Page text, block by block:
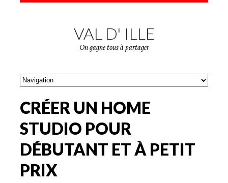
VAL D' ILLE
On gagne tous à partager
CRÉER UN HOME
STUDIO POUR
DÉBUTANT ET À PETIT
PRIX